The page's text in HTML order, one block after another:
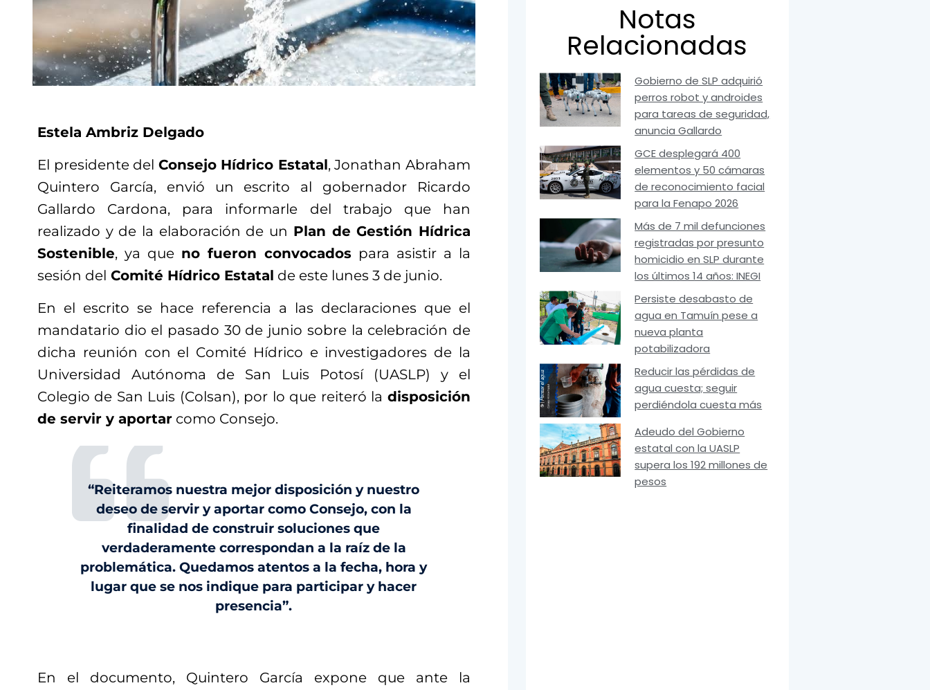
Estela Ambriz Delgado
El presidente del Consejo Hídrico Estatal, Jonathan Abraham
Quintero García, envió un escrito al gobernador Ricardo
Gallardo Cardona, para informarle del trabajo que han
realizado y de la elaboración de un Plan de Gestión Hídrica
Sostenible, ya que no fueron convocados para asistir a la
sesión del Comité Hídrico Estatal de este lunes 3 de junio.
En el escrito se hace referencia a las declaraciones que el
mandatario dio el pasado 30 de junio sobre la celebración de
dicha reunión con el Comité Hídrico e investigadores de la
Universidad Autónoma de San Luis Potosí (UASLP) y el
Colegio de San Luis (Colsan), por lo que reiteró la disposición
de servir y aportar como Consejo.
“Reiteramos nuestra mejor disposición y nuestro
deseo de servir y aportar como Consejo, con la
finalidad de construir soluciones que
verdaderamente correspondan a la raíz de la
problemática. Quedamos atentos a la fecha, hora y
lugar que se nos indique para participar y hacer
presencia”.
En el documento, Quintero García expone que ante la
Notas
Relacionadas
Gobierno de SLP adquirió
perros robot y androides
para tareas de seguridad,
anuncia Gallardo
GCE desplegará 400
elementos y 50 cámaras
de reconocimiento facial
para la Fenapo 2026
Más de 7 mil defunciones
registradas por presunto
homicidio en SLP durante
los últimos 14 años: INEGI
Persiste desabasto de
agua en Tamuín pese a
nueva planta
potabilizadora
Reducir las pérdidas de
agua cuesta; seguir
perdiéndola cuesta más
Adeudo del Gobierno
estatal con la UASLP
supera los 192 millones de
pesos